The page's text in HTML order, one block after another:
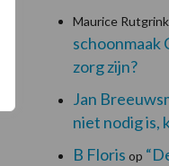
Maurice
schoonmaak
zorg zijn?
Jan
niet nodig is,
B Floris op